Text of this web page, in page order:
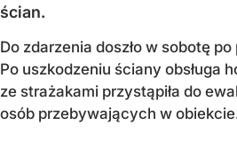
ścian.
Do zdarzenia doszło w sobotę
Po uszkodzeniu ściany obsługa
ze strażakami przystąpiła do
osób przebywających w